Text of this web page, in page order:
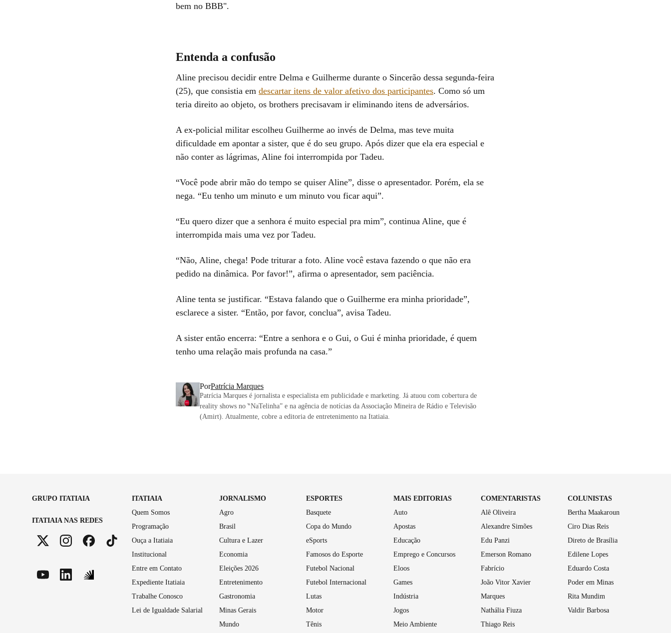
bem no BBB".
Entenda a confusão
Aline precisou decidir entre Delma e Guilherme durante o Sincerão dessa segunda-feira
(25), que consistia em descartar itens de valor afetivo dos participantes. Como só um
teria direito ao objeto, os brothers precisavam ir eliminando itens de adversários.
A ex-policial militar escolheu Guilherme ao invés de Delma, mas teve muita
dificuldade em apontar a sister, que é do seu grupo. Após dizer que ela era especial e
não conter as lágrimas, Aline foi interrompida por Tadeu.
“Você pode abrir mão do tempo se quiser Aline”, disse o apresentador. Porém, ela se
nega. “Eu tenho um minuto e um minuto vou ficar aqui”.
“Eu quero dizer que a senhora é muito especial pra mim”, continua Aline, que é
interrompida mais uma vez por Tadeu.
“Não, Aline, chega! Pode triturar a foto. Aline você estava fazendo o que não era
pedido na dinâmica. Por favor!”, afirma o apresentador, sem paciência.
Aline tenta se justificar. “Estava falando que o Guilherme era minha prioridade”,
esclarece a sister. “Então, por favor, conclua”, avisa Tadeu.
A sister então encerra: “Entre a senhora e o Gui, o Gui é minha prioridade, é quem
tenho uma relação mais profunda na casa.”
PorPatrícia Marques
Patrícia Marques é jornalista e especialista em publicidade e marketing. Já atuou com cobertura de
reality shows no ‶NaTelinha” e na agência de notícias da Associação Mineira de Rádio e Televisão
(Amirt). Atualmente, cobre a editoria de entretenimento na Itatiaia.
GRUPO ITATIAIA
ITATIAIA NAS REDES
ITATIAIA
Quem Somos
Programação
Ouça a Itatiaia
Institucional
Entre em Contato
Expediente Itatiaia
Trabalhe Conosco
Lei de Igualdade Salarial
JORNALISMO
Agro
Brasil
Cultura e Lazer
Economia
Eleições 2026
Entretenimento
Gastronomia
Minas Gerais
Mundo
ESPORTES
Basquete
Copa do Mundo
eSports
Famosos do Esporte
Futebol Nacional
Futebol Internacional
Lutas
Motor
Tênis
MAIS EDITORIAS
Auto
Apostas
Educação
Emprego e Concursos
Eloos
Games
Indústria
Jogos
Meio Ambiente
COMENTARISTAS
Alê Oliveira
Alexandre Simões
Edu Panzi
Emerson Romano
Fabrício
João Vitor Xavier
Marques
Nathália Fiuza
Thiago Reis
COLUNISTAS
Bertha Maakaroun
Ciro Dias Reis
Direto de Brasília
Edilene Lopes
Eduardo Costa
Poder em Minas
Rita Mundim
Valdir Barbosa